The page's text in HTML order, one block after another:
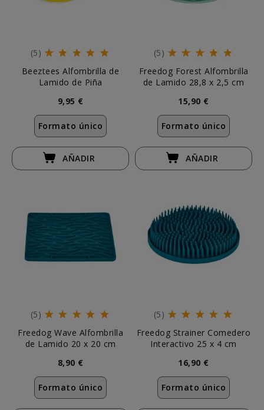
(5)
Beeztees Alfombrilla de
Lamido de Piña
9,95 €
Formato único
AÑADIR
(5)
Freedog Forest Alfombrilla
de Lamido 28,8 x 2,5 cm
15,90 €
Formato único
AÑADIR
(5)
Freedog Wave Alfombrilla
de Lamido 20 x 20 cm
8,90 €
Formato único
(5)
Freedog Strainer Comedero
Interactivo 25 x 4 cm
16,90 €
Formato único